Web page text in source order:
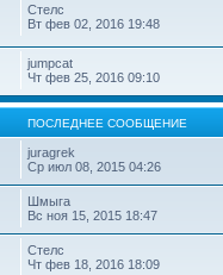
Стелс
Вт фев 02, 2016 19:48
jumpcat
Чт фев 25, 2016 09:10
ПОСЛЕДНЕЕ СООБЩЕНИЕ
juragrek
Ср июл 08, 2015 04:26
Шмыга
Вс ноя 15, 2015 18:47
Стелс
Чт фев 18, 2016 18:09